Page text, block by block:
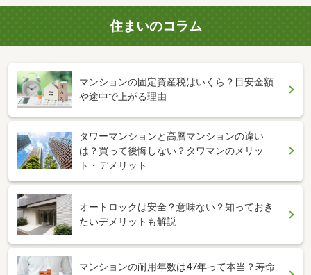
住まいのコラム
マンションの固定資産税はいくら？目安金額
や途中で上がる理由
タワーマンションと高層マンションの違い
は？買って後悔しない？タワマンのメリッ
ト・デメリット
オートロックは安全？意味ない？知っておき
たいデメリットも解説
マンションの耐用年数は47年って本当？寿命